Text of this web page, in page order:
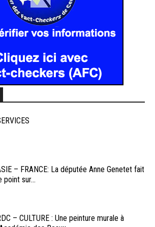
– FRANCE: La députée Anne Genetet fait
point sur...
– CULTURE : Une peinture murale à